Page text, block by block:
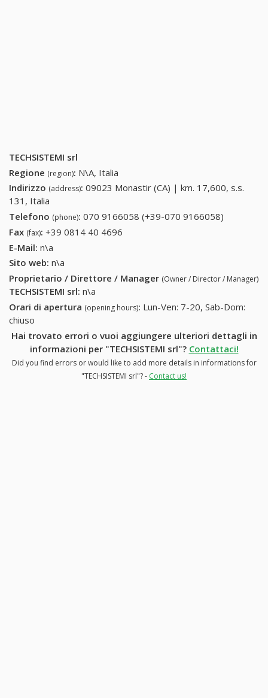
TECHSISTEMI srl
Regione (region): N\A, Italia
Indirizzo (address): 09023 Monastir (CA) | km. 17,600, s.s.
131, Italia
Telefono (phone): 070 9166058 (+39-070 9166058)
Fax (fax): +39 0814 40 4696
E-Mail: n\a
Sito web: n\a
Proprietario / Direttore / Manager (Owner / Director / Manager)
TECHSISTEMI srl: n\a
Orari di apertura (opening hours): Lun-Ven: 7-20, Sab-Dom:
chiuso
Hai trovato errori o vuoi aggiungere ulteriori dettagli in
informazioni per "TECHSISTEMI srl"? Contattaci!
Did you find errors or would like to add more details in informations for
"TECHSISTEMI srl"? - Contact us!